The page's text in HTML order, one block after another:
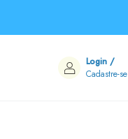
Login /
Cadastre-se